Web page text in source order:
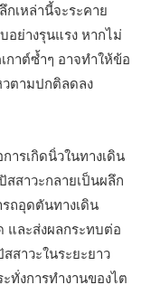
กเหล่านี้จะระคาย
อย่างรุนแรง หากไม่
กาต์ซ้ำๆ อาจทำให้ข้อ
วตามปกติลดลง
ารเกิดนิ่วในทางเดิน
สาวะกลายเป็นผลึก
ถอุดตันทางเดิน
และส่งผลกระทบต่อ
สาวะในระยะยาว
ทั่งการทำงานของไต